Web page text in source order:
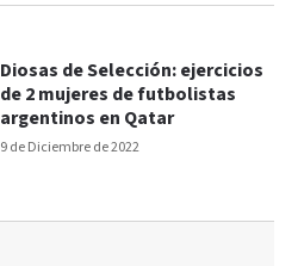
9 de Diciembre de 2022
Diosas de Selección: ejercicios
de 2 mujeres de futbolistas
argentinos en Qatar